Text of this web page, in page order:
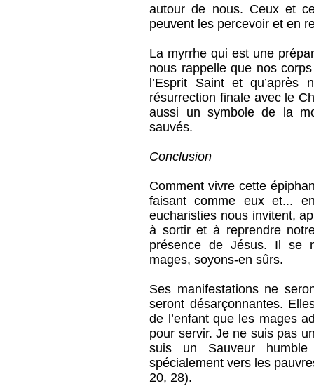
autour de nous. Ceux et
peuvent les percevoir et en
La myrrhe qui est une
nous rappelle que nos
l’Esprit Saint et
résurrection finale avec le
aussi un symbole de la
sauvés.
Conclusion
Comment vivre cette
faisant comme eux et...
eucharisties nous invitent,
à sortir et à reprendre
présence de Jésus. Il se
mages, soyons-en sûrs.
Ses manifestations ne
seront désarçonnantes.
de l’enfant que les mages
pour servir. Je ne suis pas
suis un Sauveur
spécialement vers les
20, 28).